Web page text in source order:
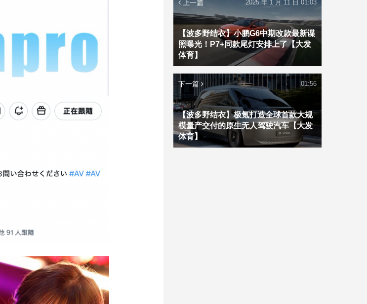
上一篇
【波多野结衣】小鹏G6中期改款最新谍
照曝光！P7+同款尾灯安排上了【大发
体育】
2025 年 1 月 11 日 01:03
下一篇
【波多野结衣】极氪打造全球首款大规
模量产交付的原生无人驾驶汽车【大发
体育】
01:56